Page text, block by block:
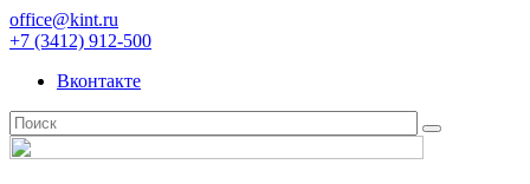
office@kint.ru
+7 (3412) 912-500
Вконтакте